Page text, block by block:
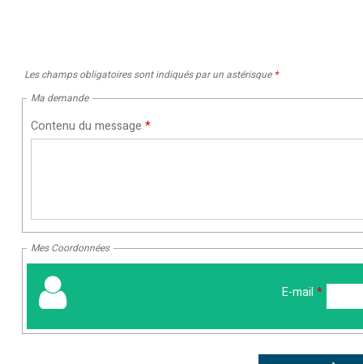
Les champs obligatoires sont indiqués par un astérisque *
Ma demande
Contenu du message *
Mes Coordonnées
E-mail *